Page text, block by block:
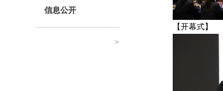
信息公开
>
【开幕式】